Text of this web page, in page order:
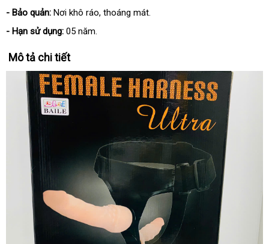
- Bảo quản: Nơi khô ráo, thoáng mát.
- Hạn sử dụng: 05 năm.
Mô tả chi tiết